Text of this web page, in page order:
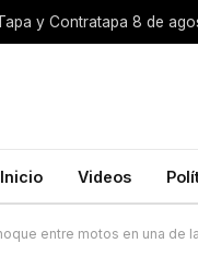
y Contratapa 8 de
Inicio Videos
entre motos en una de